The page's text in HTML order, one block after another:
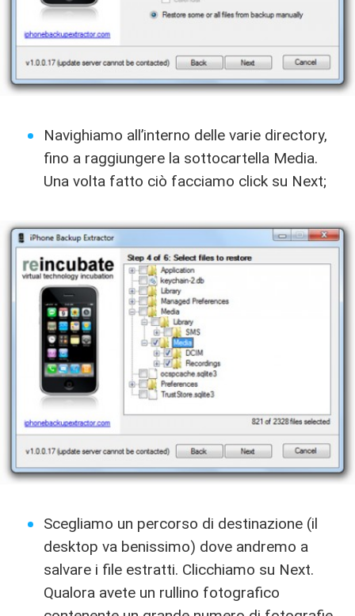
Navighiamo all’interno delle varie directory,
fino a raggiungere la sottocartella Media.
Una volta fatto ciò facciamo click su Next;
Scegliamo un percorso di destinazione (il
desktop va benissimo) dove andremo a
salvare i file estratti. Clicchiamo su Next.
Qualora avete un rullino fotografico